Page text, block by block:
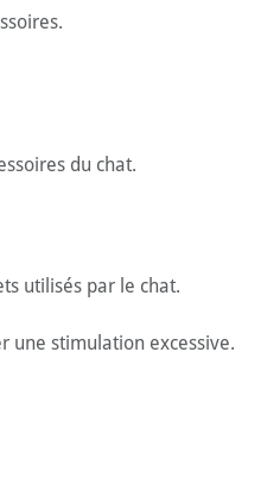
du chat.
utilisés par le chat.
une stimulation excessive.